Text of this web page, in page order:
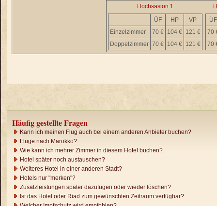
Hochsasion 1
ÜF
HP
VP
Einzelzimmer
70 € 104 € 121 €
Doppelzimmer 70 € 104 € 121 €
ÜF
70
70
Häufig gestellte Fragen
Kann ich meinen Flug auch bei einem anderen Anbieter buchen?
Flüge nach Marokko?
Wie kann ich mehrer Zimmer in diesem Hotel buchen?
Hotel später noch austauschen?
Weiteres Hotel in einer anderen Stadt?
Hotels nur "merken"?
Zusatzleistungen später dazufügen oder wieder löschen?
Ist das Hotel oder Riad zum gewünschten Zeitraum verfügbar?